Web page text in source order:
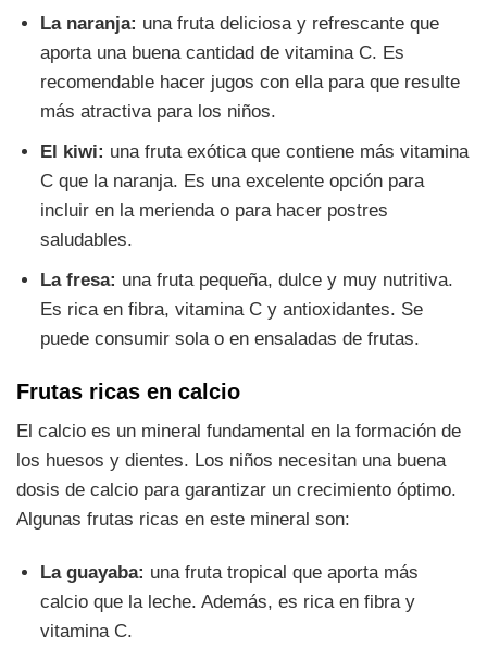
La naranja: una fruta deliciosa y refrescante que
aporta una buena cantidad de vitamina C. Es
recomendable hacer jugos con ella para que resulte
más atractiva para los niños.
El kiwi: una fruta exótica que contiene más vitamina
C que la naranja. Es una excelente opción para
incluir en la merienda o para hacer postres
saludables.
La fresa: una fruta pequeña, dulce y muy nutritiva.
Es rica en fibra, vitamina C y antioxidantes. Se
puede consumir sola o en ensaladas de frutas.
Frutas ricas en calcio
El calcio es un mineral fundamental en la formación de
los huesos y dientes. Los niños necesitan una buena
dosis de calcio para garantizar un crecimiento óptimo.
Algunas frutas ricas en este mineral son:
La guayaba: una fruta tropical que aporta más
calcio que la leche. Además, es rica en fibra y
vitamina C.